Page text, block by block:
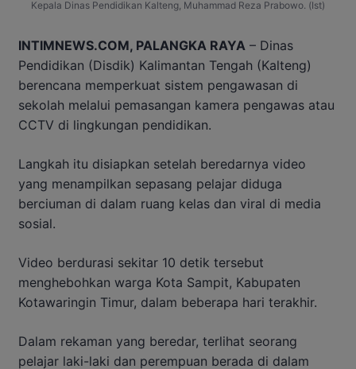
Kepala Dinas Pendidikan Kalteng, Muhammad Reza Prabowo. (Ist)
INTIMNEWS.COM, PALANGKA RAYA – Dinas
Pendidikan (Disdik) Kalimantan Tengah (Kalteng)
berencana memperkuat sistem pengawasan di
sekolah melalui pemasangan kamera pengawas atau
CCTV di lingkungan pendidikan.
Langkah itu disiapkan setelah beredarnya video
yang menampilkan sepasang pelajar diduga
berciuman di dalam ruang kelas dan viral di media
sosial.
Video berdurasi sekitar 10 detik tersebut
menghebohkan warga Kota Sampit, Kabupaten
Kotawaringin Timur, dalam beberapa hari terakhir.
Dalam rekaman yang beredar, terlihat seorang
pelajar laki-laki dan perempuan berada di dalam